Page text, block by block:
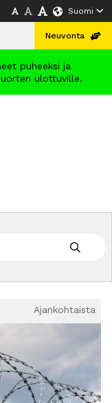
Suomi
Neuvonta
puheeksi ja
ulottuville.
Ajankohtaista